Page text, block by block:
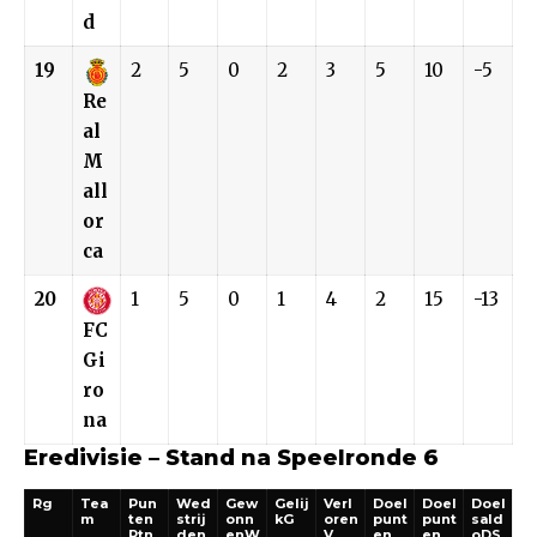
d
19
Re
al
M
all
or
ca
2 5 0 2 3 5 10 -5
20
FC
Gi
ro
na
1 5 0 1 4 2 15 -13
Eredivisie – Stand na Speelronde 6
Rg
Tea
m
Pun
ten
Wed
strij
Gew
onn
Gelij
kG
Verl
oren
Doel
punt
Doel
punt
Doel
sald